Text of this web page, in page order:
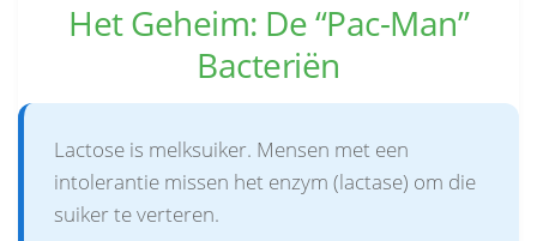
Het Geheim: De “Pac-Man”
Bacteriën
Lactose is melksuiker. Mensen met een
intolerantie missen het enzym (lactase) om die
suiker te verteren.